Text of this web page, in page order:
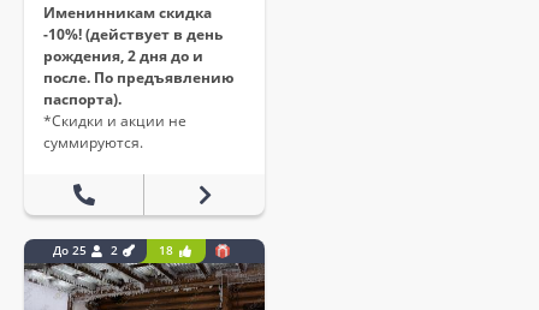
Именинникам скидка
-10%! (действует в день
рождения, 2 дня до и
после. По предъявлению
паспорта).
*Скидки и акции не
суммируются.
До 25 2 18